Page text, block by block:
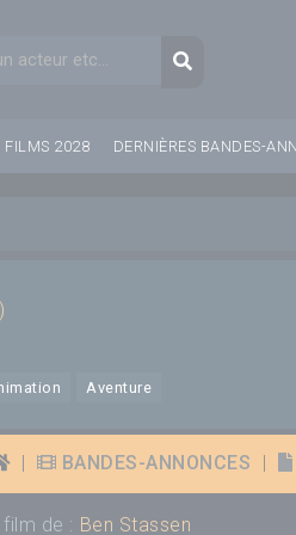
rechercheRecherche
FILMS 2028 DERNIÈRES BANDES-
)
Aventure
BANDES-ANNONCES
film de : Ben Stassen